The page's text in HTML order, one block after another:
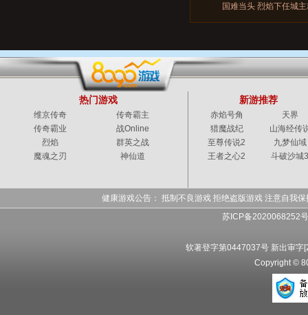
国难当头 烈焰下任城
热门游戏
维京传奇
传奇霸主
传奇霸业
战Online
烈焰
群英之战
魔魂之刃
神仙道
新游推荐
赤焰号角
天界
猎魔战纪
山海经传
至尊传说2
九梦仙域
王者之心2
斗破沙城
健康游戏公告： 抵制不良游戏 拒绝盗版游戏 注意自我
苏ICP备2020068252
软著登字第0447037号 新出审
Copyright ©